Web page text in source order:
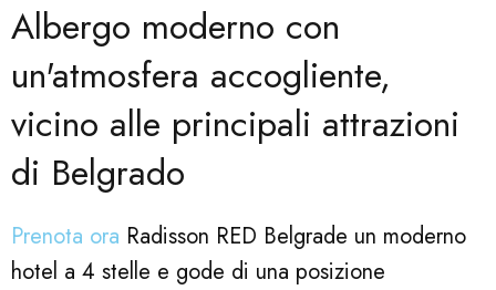
Albergo moderno con
un'atmosfera accogliente,
vicino alle principali attrazioni
di Belgrado
Prenota ora Radisson RED Belgrade un moderno
hotel a 4 stelle e gode di una posizione